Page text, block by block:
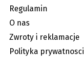
Regulamin
O nas
Zwroty i reklamacje
Polityka prywatnosci